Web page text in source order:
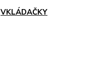
VKLÁDAČKY